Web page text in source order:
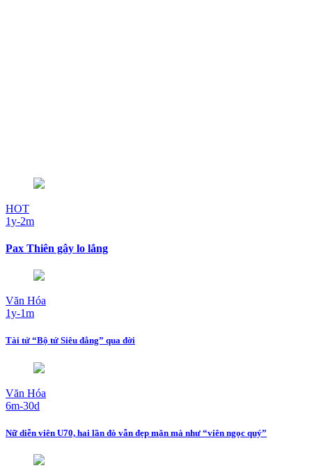
HOT
1y-2m
Pax Thiên gây lo lắng
Văn Hóa
1y-1m
Tài tử “Bộ tứ Siêu đẳng” qua đời
Văn Hóa
6m-30d
Nữ diễn viên U70, hai lần đò vẫn đẹp mặn mà như “viên ngọc quý”